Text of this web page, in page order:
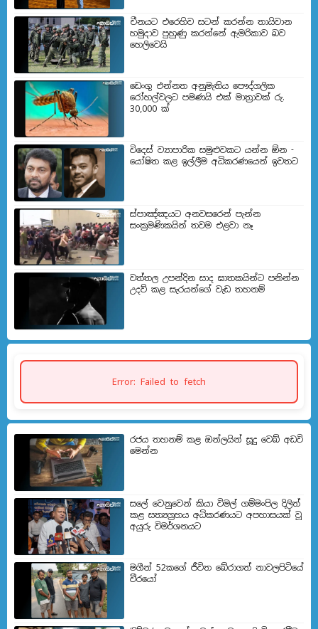
චීනයට එරෙහිව සටන් කරන්න තායිවාන
හමුදාව පුහුණු කරන්නේ ඇමරිකාව බව
හෙලිවෙයි
ඩෙංගු එන්නත අනුමැතිය පෞද්ගලික
රෝහල්වලට පමණයි එක් මාත්‍රාවක් රු.
30,000 ක්
විදෙස් ව්‍යාපාරික සමුළුවකට යන්න ඕන -
යෝෂිත කළ ඉල්ලීම අධිකරණයෙන් ඉවතට
ස්පාඤ්ඤයට අනවසරෙන් පැන්න
සංක්‍රමණිකයින් තවම එළවා නෑ
වත්තල උපන්දින සාද ඝාතකයින්ට පනින්න
උදව් කළ සැරයන්ගේ වැඩ තහනම්
Error: Failed to fetch
රජය තහනම් කළ ඔන්ලයින් සූදු වෙබ් අඩවි
මෙන්න
සලේ වෙනුවෙන් කියා විමල් ගම්මංපිල දිලිත්
කළ සත්‍යග්‍රහය අධිකරණයට අපහාසයක් වූ
අයුරු විමර්ශනයට
මගීන් 52කගේ ජීවිත බේරා­ගත් නාව­ල­පි­ටියේ
වීරයෝ